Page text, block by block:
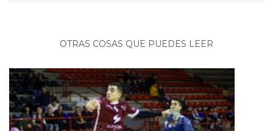
OTRAS COSAS QUE PUEDES LEER